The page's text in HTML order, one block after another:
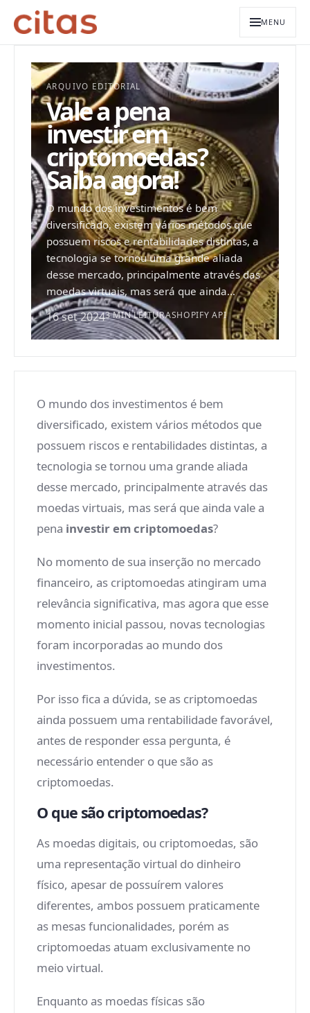
MENU
ARQUIVO EDITORIAL
Vale a pena
investir em
criptomoedas?
Saiba agora!
O mundo dos investimentos é bem
diversificado, existem vários métodos que
possuem riscos e rentabilidades distintas, a
tecnologia se tornou uma grande aliada
desse mercado, principalmente através das
moedas virtuais, mas será que ainda...
16 set 20243 MIN LEITURASHOPIFY API
O mundo dos investimentos é bem
diversificado, existem vários métodos que
possuem riscos e rentabilidades distintas, a
tecnologia se tornou uma grande aliada
desse mercado, principalmente através das
moedas virtuais, mas será que ainda vale a
pena investir em criptomoedas?
No momento de sua inserção no mercado
financeiro, as criptomoedas atingiram uma
relevância significativa, mas agora que esse
momento inicial passou, novas tecnologias
foram incorporadas ao mundo dos
investimentos.
Por isso fica a dúvida, se as criptomoedas
ainda possuem uma rentabilidade favorável,
antes de responder essa pergunta, é
necessário entender o que são as
criptomoedas.
O que são criptomoedas?
As moedas digitais, ou criptomoedas, são
uma representação virtual do dinheiro
físico, apesar de possuírem valores
diferentes, ambos possuem praticamente
as mesas funcionalidades, porém as
criptomoedas atuam exclusivamente no
meio virtual.
Enquanto as moedas físicas são